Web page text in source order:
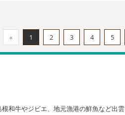
« 1 2 3 4 5
和牛やジビエ、地元漁港の鮮魚など出雲